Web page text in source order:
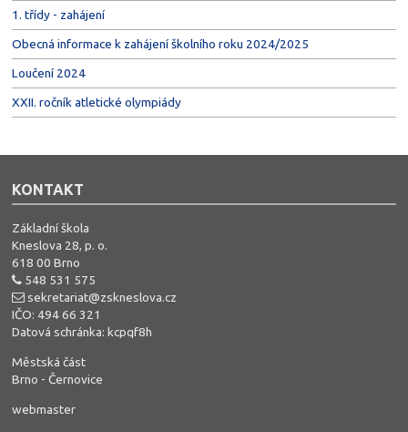
1. třídy - zahájení
Obecná informace k zahájení školního roku 2024/2025
Loučení 2024
XXII. ročník atletické olympiády
KONTAKT
Základní škola
Kneslova 28, p. o.
618 00 Brno
548 531 575
sekretariat@zskneslova.cz
IČO: 494 66 321
Datová schránka: kcpqf8h
Městská část
Brno - Černovice
webmaster